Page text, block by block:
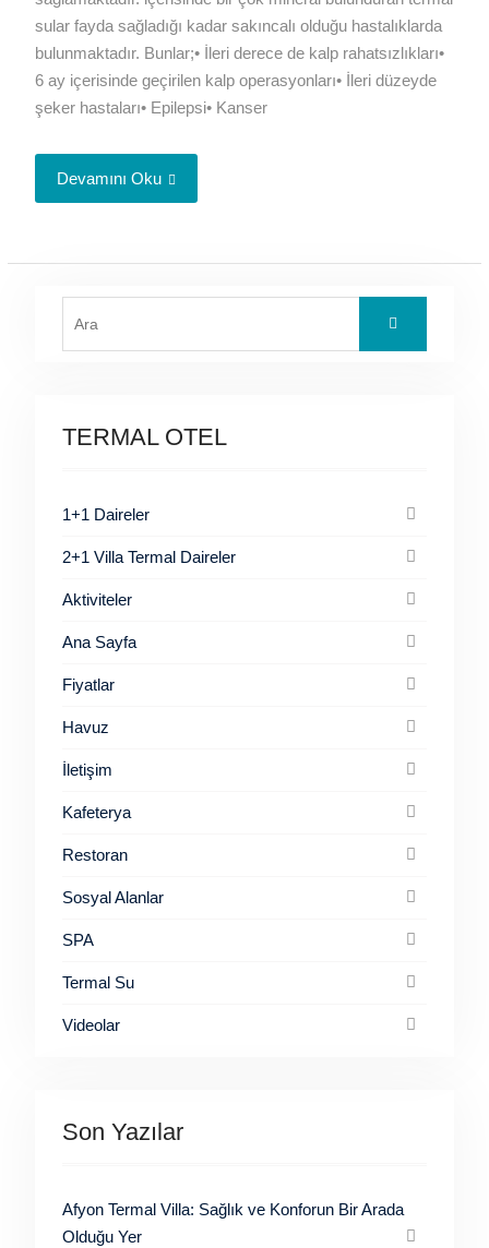
sular fayda sağladığı kadar sakıncalı olduğu hastalıklarda
bulunmaktadır. Bunlar;• İleri derece de kalp rahatsızlıkları•
6 ay içerisinde geçirilen kalp operasyonları• İleri düzeyde
şeker hastaları• Epilepsi• Kanser
Devamını Oku
TERMAL OTEL
1+1 Daireler
2+1 Villa Termal Daireler
Aktiviteler
Ana Sayfa
Fiyatlar
Havuz
İletişim
Kafeterya
Restoran
Sosyal Alanlar
SPA
Termal Su
Videolar
Son Yazılar
Afyon Termal Villa: Sağlık ve Konforun Bir Arada
Olduğu Yer